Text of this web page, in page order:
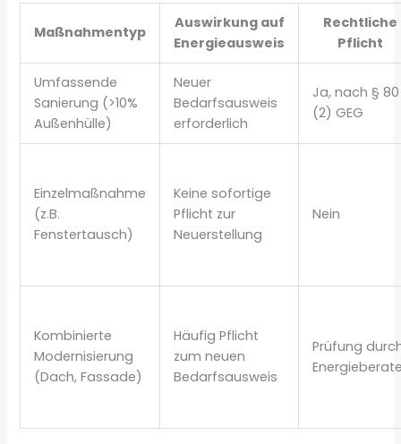
Maßnahmentyp
Auswirkung auf
Energieausweis
Rechtliche
Pflicht
Umfassende
Sanierung (>10%
Außenhülle)
Neuer
Bedarfsausweis
erforderlich
Ja, nach § 80
(2) GEG
Einzelmaßnahme
(z.B.
Fenstertausch)
Keine sofortige
Pflicht zur
Neuerstellung
Nein
Kombinierte
Modernisierung
(Dach, Fassade)
Häufig Pflicht
zum neuen
Bedarfsausweis
Prüfung